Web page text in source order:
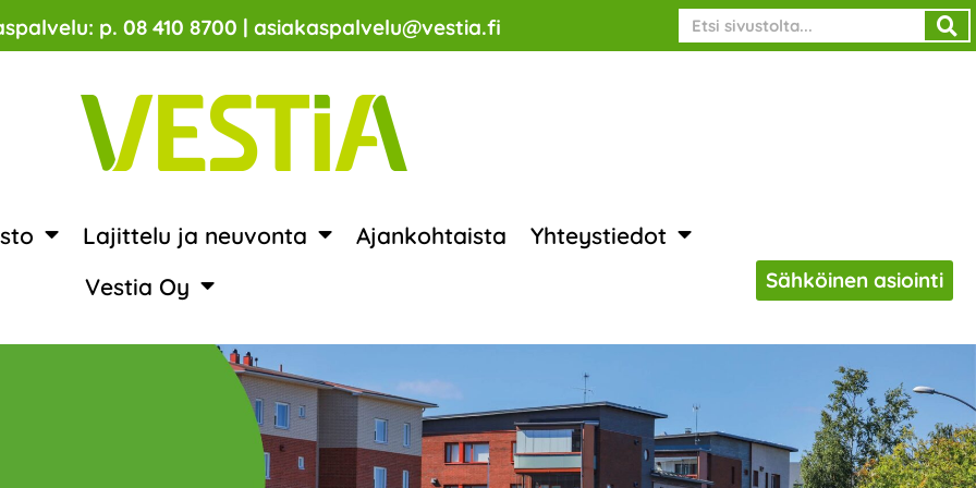
p. 08 410 8700 | asiakaspalvelu@vestia.fi Search
Lajittelu ja neuvonta Ajankohtaista
Yhteystiedot
Vestia Oy
Sähköinen asiointi